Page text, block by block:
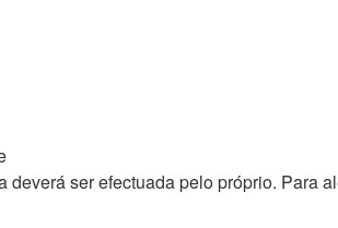
deverá ser efectuada pelo próprio. Para